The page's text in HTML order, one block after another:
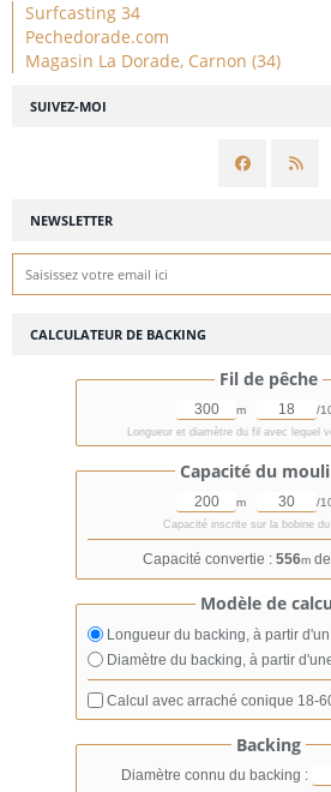
NEWSLETTER
SUIVEZ-MOI
Surfcasting 34
Pechedorade.com
Magasin La Dorade, Carnon (34)
CALCULATEUR DE BACKING
Fil de pêche
m /
Longueur et diamètre du fil avec lequel
Capacité du
m /
Capacité inscrite sur la bobine
Capacité convertie : 556mde
Modèle de
Longueur du backing, à partir
Diamètre du backing, à partir
Calcul avec arraché conique 18-
Backing
Diamètre connu du backing :